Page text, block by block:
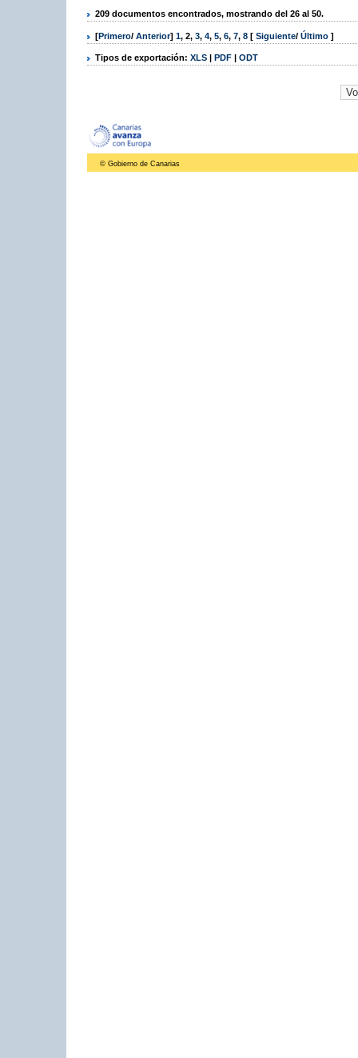
209 documentos encontrados, mostrando del 26 al 50.
[Primero/ Anterior] 1, 2, 3, 4, 5, 6, 7, 8 [ Siguiente/ Último ]
Tipos de exportación: XLS | PDF | ODT
© Gobierno de Canarias